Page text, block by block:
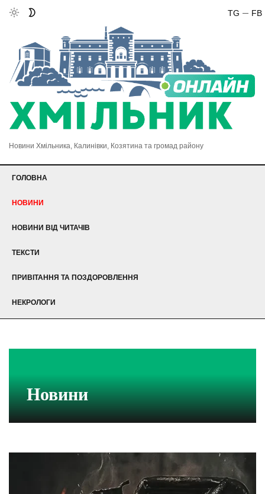
FB
TG
Новини Хмільника, Калинівки, Козятина та громад району
ГОЛОВНА
НОВИНИ
НОВИНИ ВІД ЧИТАЧІВ
ТЕКСТИ
ПРИВІТАННЯ ТА ПОЗДОРОВЛЕННЯ
НЕКРОЛОГИ
Новини